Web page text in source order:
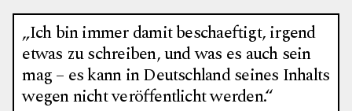
„Ich bin immer damit beschaeftigt, irgend
etwas zu schreiben, und was es auch sein
mag – es kann in Deutschland seines Inhalts
wegen nicht veröffentlicht werden.“